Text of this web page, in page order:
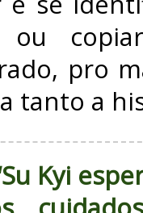
ou
pro
tanto a
Kyi